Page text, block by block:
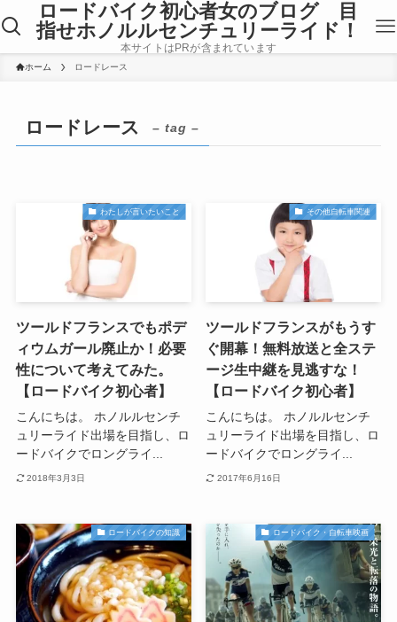
ロードバイク初心者女のブログ 目
指せホノルルセンチュリーライド！
本サイトはPRが含まれています
ホーム ロードレース
ロードレース – tag –
わたしが言いたいこと
ツールドフランスでもポデ
ィウムガール廃止か！必要
性について考えてみた。
【ロードバイク初心者】
こんにちは。 ホノルルセンチ
ュリーライド出場を目指し、ロ
ードバイクでロングライ...
2018年3月3日
その他自転車関連
ツールドフランスがもうす
ぐ開幕！無料放送と全ステ
ージ生中継を見逃すな！
【ロードバイク初心者】
こんにちは。 ホノルルセンチ
ュリーライド出場を目指し、ロ
ードバイクでロングライ...
2017年6月16日
ロードバイクの知識 ロードバイク・自転車映画